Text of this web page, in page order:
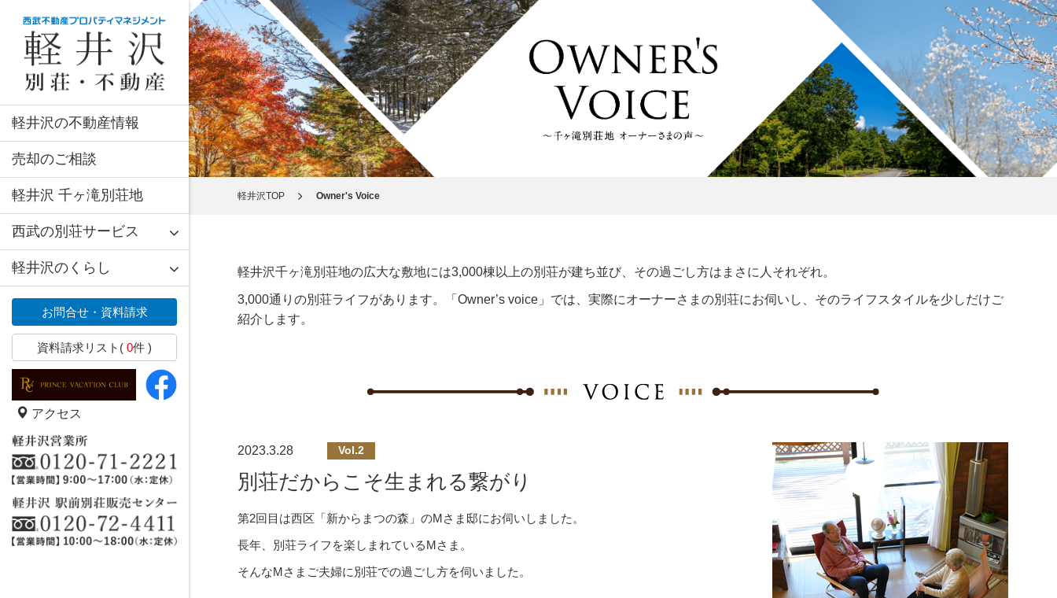
軽井沢の不動産情報
売却のご相談
軽井沢 千ヶ滝別荘地
西武の別荘サービス
軽井沢のくらし
お問合せ・資料請求
資料請求リスト( 0件 )
アクセス
軽井沢TOP Owner's Voice
軽井沢千ヶ滝別荘地の広大な敷地には3,000棟以上の別荘が建ち並び、その過ごし方はまさに人それぞれ。
3,000通りの別荘ライフがあります。「Owner’s voice」では、実際にオーナーさまの別荘にお伺いし、そのライフスタイルを少しだけご
紹介します。
2023.3.28 Vol.2
別荘だからこそ生まれる繋がり
第2回目は西区「新からまつの森」のMさま邸にお伺いしました。
長年、別荘ライフを楽しまれているMさま。
そんなMさまご夫婦に別荘での過ごし方を伺いました。